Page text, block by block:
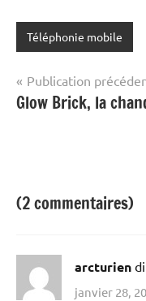
Téléphonie mobile
Navigation
de
Publication
Glow Brick, la
(2 commentaires)
arcturien
janvier 28,